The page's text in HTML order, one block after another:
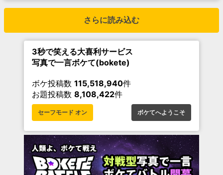
さらに読み込む
3秒で笑える大喜利サービス
写真で一言ボケて(bokete)
ボケ投稿数 115,518,940件
お題投稿数 8,108,422件
セーフモード オン ボケてへようこそ